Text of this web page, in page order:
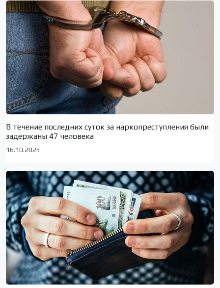
В течение последних суток за наркопреступления были
задержаны 47 человека
16.10.2025